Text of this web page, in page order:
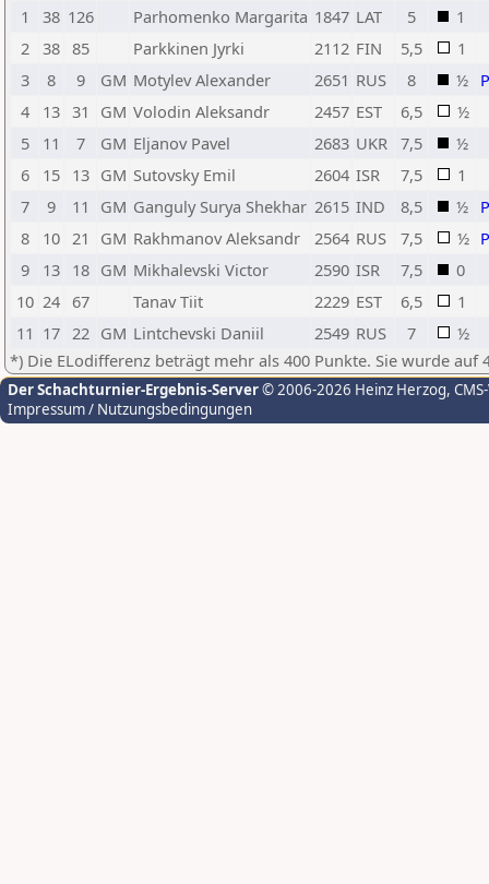
1
38 126 Parhomenko Margarita 1847 LAT 5
1
2
38 85 Parkkinen Jyrki 2112 FIN 5,5
1
3
8 9 GM Motylev Alexander 2651 RUS 8 ½
4
13 31 GM Volodin Aleksandr 2457 EST 6,5
½
5
11 7 GM Eljanov Pavel 2683 UKR 7,5
½
6
15 13 GM Sutovsky Emil 2604 ISR 7,5
1
7
9 11 GM Ganguly Surya Shekhar 2615 IND 8,5 ½
8
10 21 GM Rakhmanov Aleksandr 2564 RUS 7,5 ½
9
13 18 GM Mikhalevski Victor 2590 ISR 7,5
0
10 24 67 Tanav Tiit 2229 EST 6,5
1
11 17 22 GM Lintchevski Daniil 2549 RUS 7
½
*) Die ELodifferenz beträgt mehr als 400 Punkte. Sie wurde auf
Der Schachturnier-Ergebnis-Server© 2006-2026 Heinz Herzog,
Impressum / Nutzungsbedingungen